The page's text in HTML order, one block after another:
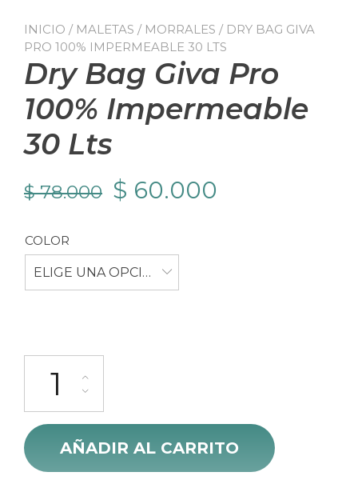
INICIO / MALETAS / MORRALES / DRY BAG GIVA
PRO 100% IMPERMEABLE 30 LTS
Dry Bag Giva Pro
100% Impermeable
30 Lts
$78.000 El
original
era:
$ 60.000
COLOR
ELIGE UNA OPCIÓN
AÑADIR AL CARRITO